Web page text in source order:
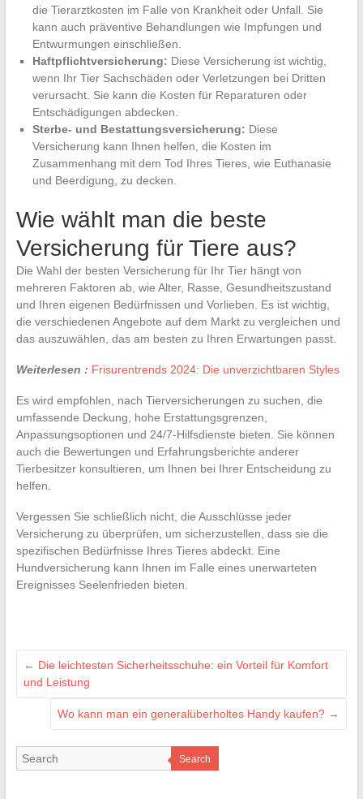
die Tierarztkosten im Falle von Krankheit oder Unfall. Sie
kann auch präventive Behandlungen wie Impfungen und
Entwurmungen einschließen.
Haftpflichtversicherung: Diese Versicherung ist wichtig,
wenn Ihr Tier Sachschäden oder Verletzungen bei Dritten
verursacht. Sie kann die Kosten für Reparaturen oder
Entschädigungen abdecken.
Sterbe- und Bestattungsversicherung: Diese
Versicherung kann Ihnen helfen, die Kosten im
Zusammenhang mit dem Tod Ihres Tieres, wie Euthanasie
und Beerdigung, zu decken.
Wie wählt man die beste
Versicherung für Tiere aus?
Die Wahl der besten Versicherung für Ihr Tier hängt von
mehreren Faktoren ab, wie Alter, Rasse, Gesundheitszustand
und Ihren eigenen Bedürfnissen und Vorlieben. Es ist wichtig,
die verschiedenen Angebote auf dem Markt zu vergleichen und
das auszuwählen, das am besten zu Ihren Erwartungen passt.
Weiterlesen : Frisurentrends 2024: Die unverzichtbaren Styles
Es wird empfohlen, nach Tierversicherungen zu suchen, die
umfassende Deckung, hohe Erstattungsgrenzen,
Anpassungsoptionen und 24/7-Hilfsdienste bieten. Sie können
auch die Bewertungen und Erfahrungsberichte anderer
Tierbesitzer konsultieren, um Ihnen bei Ihrer Entscheidung zu
helfen.
Vergessen Sie schließlich nicht, die Ausschlüsse jeder
Versicherung zu überprüfen, um sicherzustellen, dass sie die
spezifischen Bedürfnisse Ihres Tieres abdeckt. Eine
Hundversicherung kann Ihnen im Falle eines unerwarteten
Ereignisses Seelenfrieden bieten.
← Die leichtesten Sicherheitsschuhe: ein Vorteil für Komfort
und Leistung
Wo kann man ein generalüberholtes Handy kaufen? →
Search